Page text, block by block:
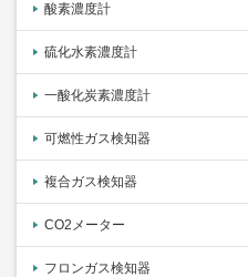
酸素濃度計
硫化水素濃度計
一酸化炭素濃度計
可燃性ガス検知器
複合ガス検知器
CO2メーター
フロンガス検知器